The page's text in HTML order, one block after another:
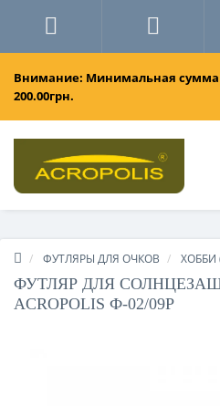
Внимание: Минимальная сумма
200.00грн.
ФУТЛЯРЫ ДЛЯ ОЧКОВ ХОББИ
ФУТЛЯР ДЛЯ
ACROPOLIS Ф-02/09Р